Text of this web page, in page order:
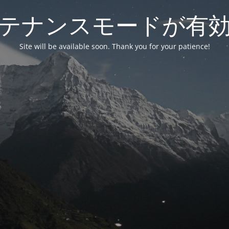
ナンスモードが有
Site will be available soon. Thank you for your patience!